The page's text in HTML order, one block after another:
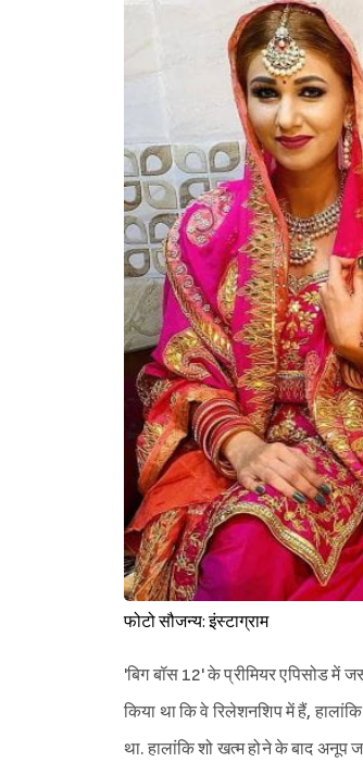
फोटो सौजन्य: इंस्टाग्राम
'बिग बॉस 12' के प्रीमियर एपिसोड में
किया था कि वे रिलेशनशिप में हैं,
था. हालांकि शो खत्म होने के बाद